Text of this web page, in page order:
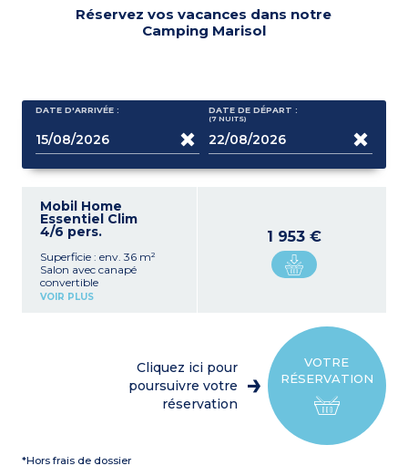
Réservez vos vacances dans notre
Camping Marisol
DATE D'ARRIVÉE : DATE DE DÉPART :
(7 NUITS)
Mobil Home
Essentiel Clim
4/6 pers.
Superficie : env. 36 m²
Salon avec canapé
convertible
Coin cuisine avec
1 chambre avec 1 lit double
1 chambre avec 2 lits
Salle de bain avec douche
parasol et éclairage
VOIR PLUS
1 953 €
VOTRE
RÉSERVATION
Cliquez ici pour
poursuivre votre
réservation
*Hors frais de dossier